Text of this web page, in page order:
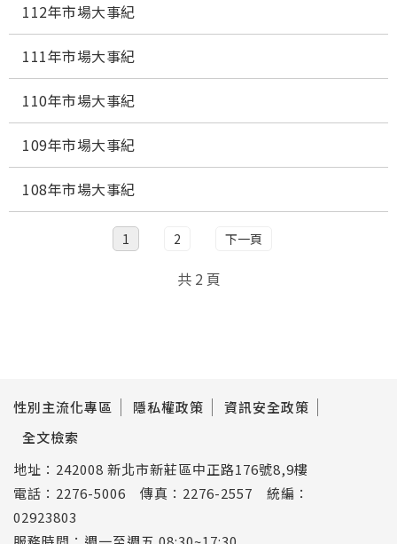
112年市場大事紀
111年市場大事紀
110年市場大事紀
109年市場大事紀
108年市場大事紀
1 2 下一頁
共 2 頁
性別主流化專區 隱私權政策
資訊安全政策
全文檢索
地址：242008 新北市新莊區中正路176號8,9樓
電話：2276-5006 傳真：2276-2557 統編：
02923803